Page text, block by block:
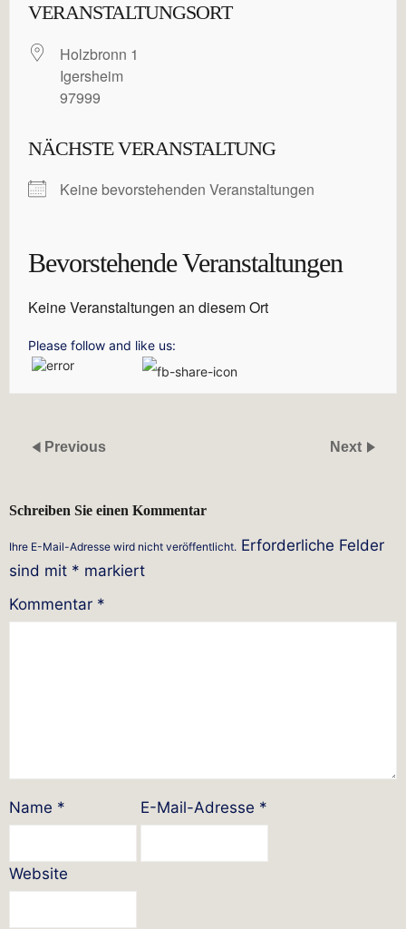
VERANSTALTUNGSORT
Holzbronn 1
Igersheim
97999
NÄCHSTE VERANSTALTUNG
Keine bevorstehenden Veranstaltungen
Bevorstehende Veranstaltungen
Keine Veranstaltungen an diesem Ort
Please follow and like us:
Previous Next
Schreiben Sie einen Kommentar
Ihre E-Mail-Adresse wird nicht veröffentlicht. Erforderliche Felder
sind mit * markiert
Kommentar *
Name * E-Mail-Adresse *
Website